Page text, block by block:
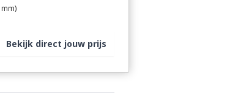
mm)
Bekijk direct jouw prijs